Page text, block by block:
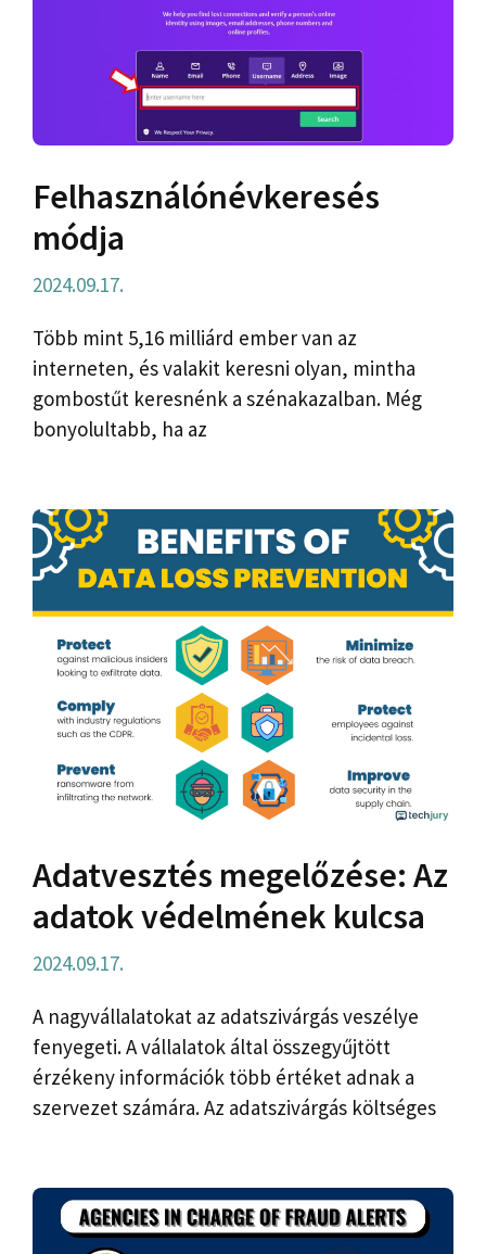
Felhasználónévkeresés
módja
2024.09.17.
Több mint 5,16 milliárd ember van az
interneten, és valakit keresni olyan, mintha
gombostűt keresnénk a szénakazalban. Még
bonyolultabb, ha az
Adatvesztés megelőzése: Az
adatok védelmének kulcsa
2024.09.17.
A nagyvállalatokat az adatszivárgás veszélye
fenyegeti. A vállalatok által összegyűjtött
érzékeny információk több értéket adnak a
szervezet számára. Az adatszivárgás költséges